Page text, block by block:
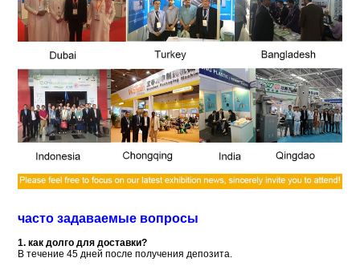
часто задаваемые вопросы
1. как долго для доставки?
В течение 45 дней после получения депозита.